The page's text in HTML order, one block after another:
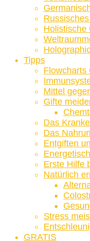
Holistische
Tipps
Flowcharts
Mittel
Gifte
Das
Das
Entgiften
Erste Hilfe
Natürlich
Stress
GRATIS